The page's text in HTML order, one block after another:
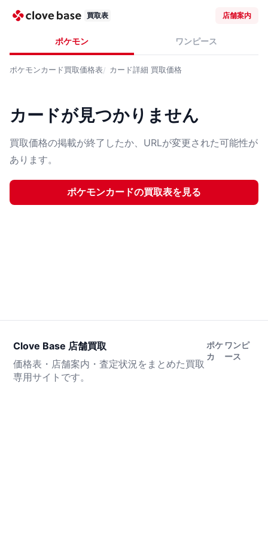
買取表 店舗案内
ポケモン ワンピース
ポケモンカード買取価格表 カード詳細 買取価格
カードが見つかりません
買取価格の掲載が終了したか、URLが変更された可能性が
あります。
ポケモンカードの買取表を見る
Clove Base 店舗買取
価格表・店舗案内・査定状況をまとめた買取
専用サイトです。
ポケ
カ
ワンピ
ース